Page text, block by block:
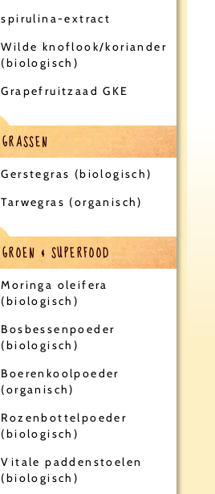
spirulina-extract
Wilde knoflook/koriander
(biologisch)
Grapefruitzaad GKE
GRASSEN
Gerstegras (biologisch)
Tarwegras (organisch)
GROEN & SUPERFOOD
Moringa oleifera
(biologisch)
Bosbessenpoeder
(biologisch)
Boerenkoolpoeder
(organisch)
Rozenbottelpoeder
(biologisch)
Vitale paddenstoelen
(biologisch)